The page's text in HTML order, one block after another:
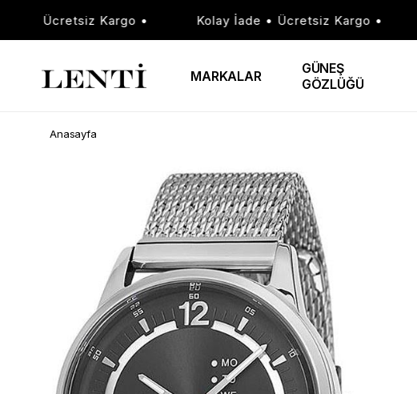
• Ücretsiz Kargo • Kolay İade • Ücretsiz Kargo •
MARKALAR
GÜNEŞ
GÖZLÜĞÜ
Anasayfa